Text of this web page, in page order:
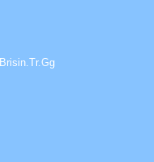
Brisin.Tr.Gg